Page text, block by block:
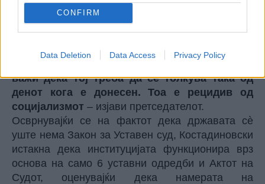
CONFIRM
Data Deletion Data Access Privacy Policy
– Автентичните толкувања се многу опасна
работа. Правниот ефект на автентичното
толкување е ретроактивен, кога ќе се даде
автентичното толкување како треба да се
толкува тој и тој член во тој и тој закон, тоа
важи дека тој треба да се толкува така од
денот кога е донесен. Тоа е рецидив од
социјализмот – изјави претседателот.
Осврнувајќи се на фактот дека државата сè
уште нема Закон за Уставен суд, Костадиновски
истакна дека институцијата функционира врз
основа на само 6 уставни одредби и Актот на
Судот, оценувајќи дека намерата на